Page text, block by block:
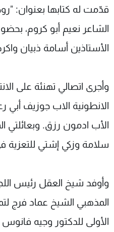
قدّمت له كتابها بعنوان:
الشاعر نعيم أبو كروم،
الأستاذين أسامة ذبيان
وأجرى اتصالي تهنئة على
الانطونية الاب جوزيف أبي
الأب ادمون رزق. وبعائلتي
سلامة وزكي إشتي للتعزية
وأوفد شيخ العقل رئيس
المذهبي الشيخ عماد فرج
الأولى للدكتور وجيه